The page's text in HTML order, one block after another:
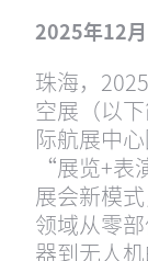
2025年12
珠海，
空展（以
际航展中
“展览+表
展会新模
领域从零
器到无人